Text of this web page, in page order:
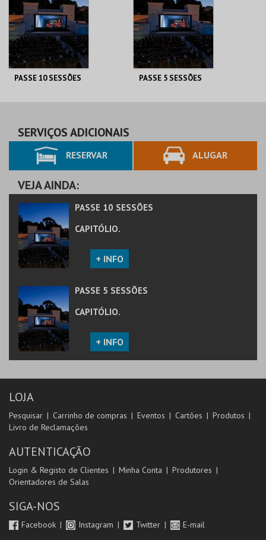
PASSE 10 SESSÕES
AQUISIÇÃO
MAIS INFO
COMPRAR
PASSE 5 SESSÕES
MAIS INFO
SERVIÇOS ADICIONAIS
RESERVAR ALUGAR
VEJA AINDA:
PASSE 10 SESSÕES
CAPITÓLIO.
+ INFO
PASSE 5 SESSÕES
CAPITÓLIO.
+ INFO
LOJA
Pesquisar Carrinho de compras Eventos Cartões
Produtos
Livro de Reclamações
AUTENTICAÇÃO
Login & Registo de Clientes Minha Conta
Produtores
Orientadores de Salas
SIGA-NOS
Facebook Instagram Twitter E-mail